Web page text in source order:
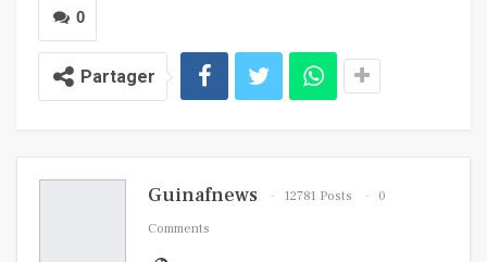
0
Partager
Guinafnews 12781 Posts
0
Comments